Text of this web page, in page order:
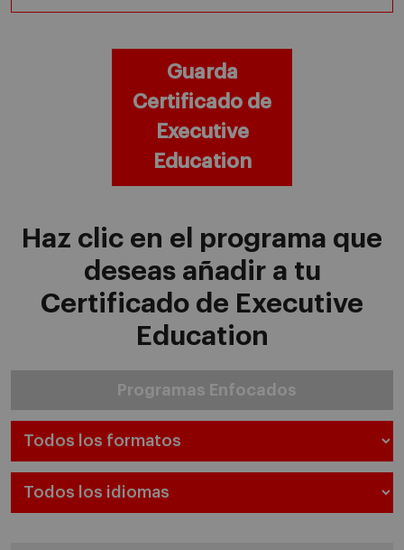
Guarda
Certificado de
Executive
Education
Haz clic en el programa que
deseas añadir a tu
Certificado de Executive
Education
Programas Enfocados